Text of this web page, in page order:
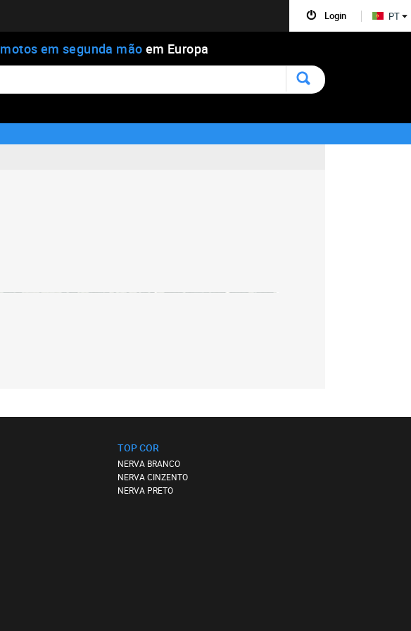
motos em segunda mão em Europa
TOP COR
NERVA BRANCO
NERVA CINZENTO
NERVA PRETO
Login PT